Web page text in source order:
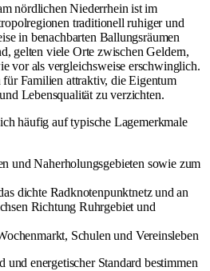
nördlichen Niederrhein ist im
traditionell ruhiger und
in benachbarten Ballungsräumen
gelten viele Orte zwischen Geldern,
vor als vergleichsweise erschwinglich.
Familien attraktiv, die Eigentum
Lebensqualität zu verzichten.
häufig auf typische Lagemerkmale
und Naherholungsgebieten sowie zum
dichte Radknotenpunktnetz und an
Richtung Ruhrgebiet und
Schulen und Vereinsleben
energetischer Standard bestimmen